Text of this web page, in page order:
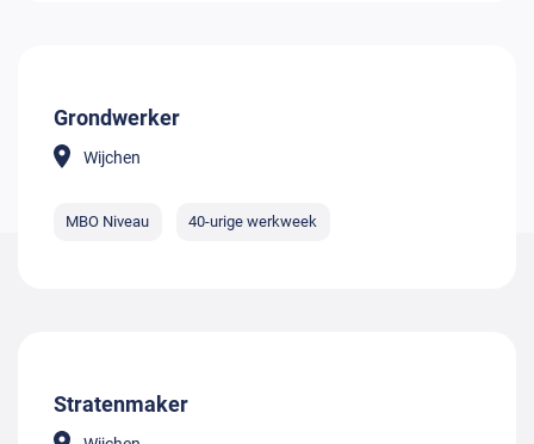
Grondwerker
Wijchen
MBO Niveau 40-urige werkweek
Stratenmaker